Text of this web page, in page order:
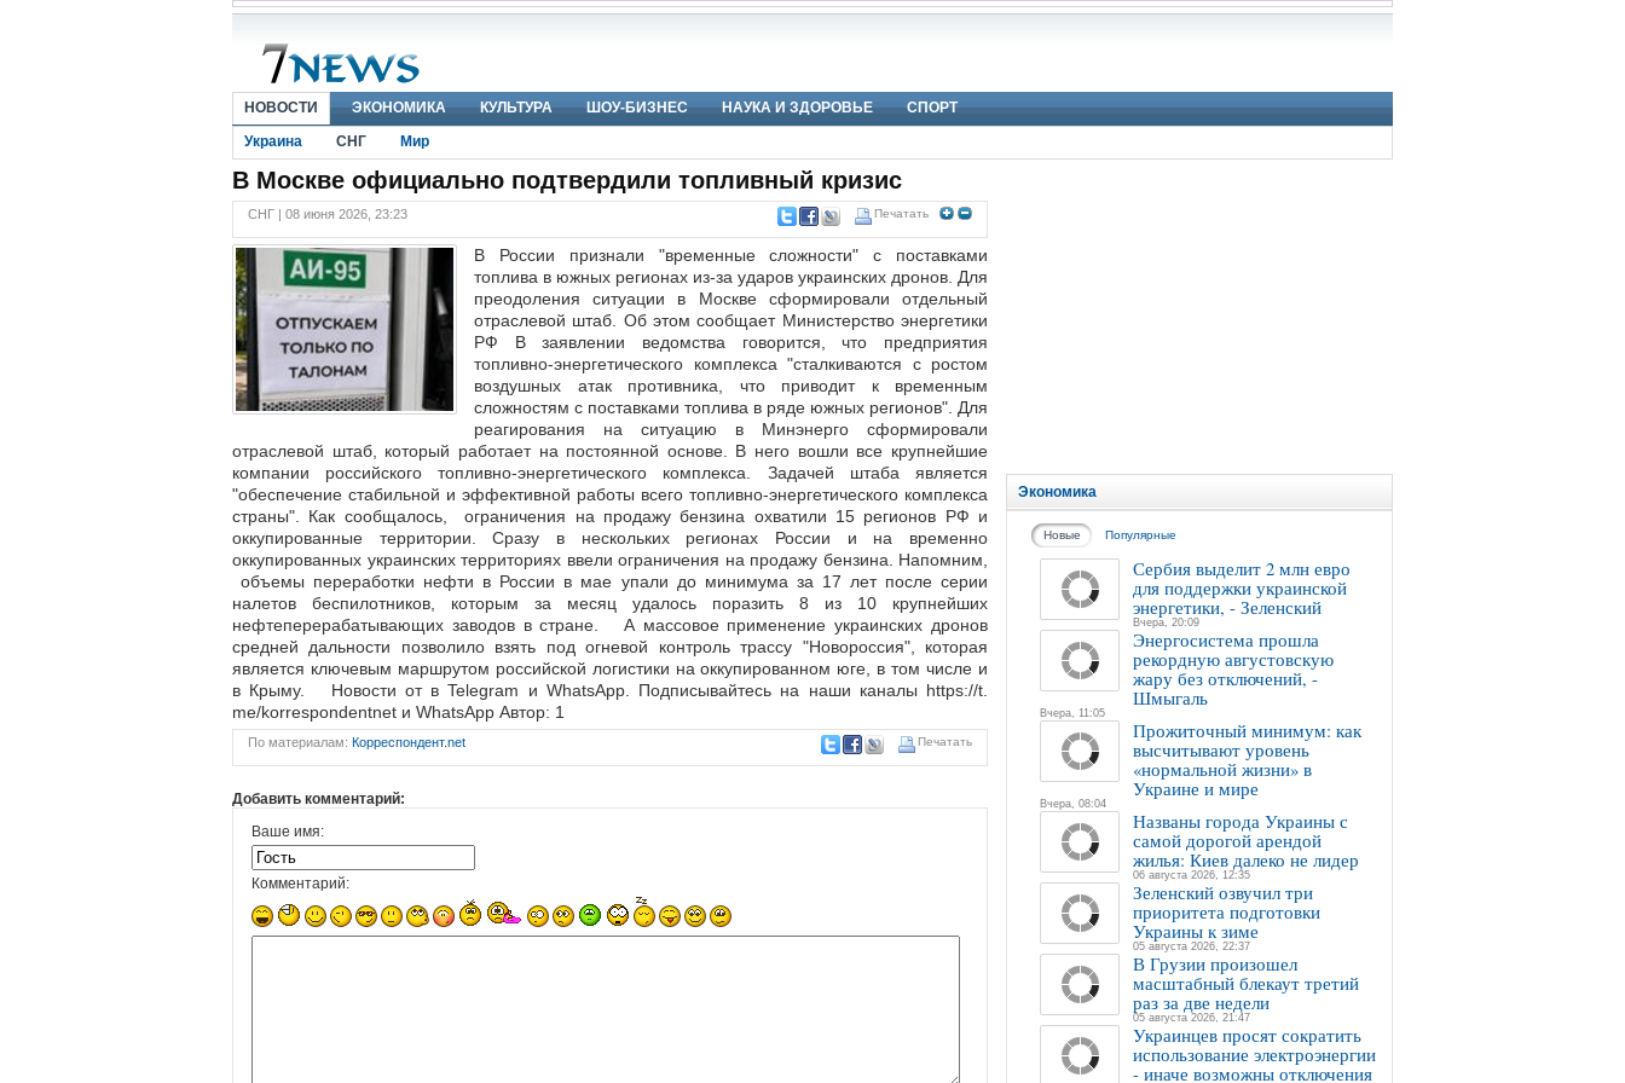
НОВОСТИ ЭКОНОМИКА КУЛЬТУРА ШОУ-БИЗНЕС НАУКА И ЗДОРОВЬЕ
СПОРТ
Украина
СНГ Мир
В Москве официально подтвердили топливный кризис
Печатать
СНГ | 08 июня 2026, 23:23
В России признали "временные сложности" с поставками
топлива в южных регионах из-за ударов украинских дронов. Для
преодоления ситуации в Москве сформировали отдельный
отраслевой штаб. Об этом сообщает Министерство энергетики
РФ В заявлении ведомства говорится, что предприятия
топливно-энергетического комплекса "сталкиваются с ростом
воздушных атак противника, что приводит к временным
сложностям с поставками топлива в ряде южных регионов". Для
реагирования на ситуацию в Минэнерго сформировали
отраслевой штаб, который работает на постоянной основе. В него вошли все крупнейшие
компании российского топливно-энергетического комплекса. Задачей штаба является
"обеспечение стабильной и эффективной работы всего топливно-энергетического комплекса
страны". Как сообщалось, ограничения на продажу бензина охватили 15 регионов РФ и
оккупированные территории. Сразу в нескольких регионах России и на временно
оккупированных украинских территориях ввели ограничения на продажу бензина. Напомним,
объемы переработки нефти в России в мае упали до минимума за 17 лет после серии
налетов беспилотников, которым за месяц удалось поразить 8 из 10 крупнейших
нефтеперерабатывающих заводов в стране. А массовое применение украинских дронов
средней дальности позволило взять под огневой контроль трассу "Новороссия", которая
является ключевым маршрутом российской логистики на оккупированном юге, в том числе и
в Крыму. Новости от в Telegram и WhatsApp. Подписывайтесь на наши каналы https://t.
me/korrespondentnet и WhatsApp Автор: 1
Печатать
По материалам: Корреспондент.net
Добавить комментарий:
Ваше имя:
Комментарий:
Экономика
Новые Популярные
Сербия выделит 2 млн евро
для поддержки украинской
энергетики, - Зеленский
Вчера, 20:09
Энергосистема прошла
рекордную августовскую
жару без отключений, -
Шмыгаль
Вчера, 11:05
Прожиточный минимум: как
высчитывают уровень
«нормальной жизни» в
Украине и мире
Вчера, 08:04
Названы города Украины с
самой дорогой арендой
жилья: Киев далеко не лидер
06 августа 2026, 12:35
Зеленский озвучил три
приоритета подготовки
Украины к зиме
05 августа 2026, 22:37
В Грузии произошел
масштабный блекаут третий
раз за две недели
05 августа 2026, 21:47
Украинцев просят сократить
использование электроэнергии
- иначе возможны отключения